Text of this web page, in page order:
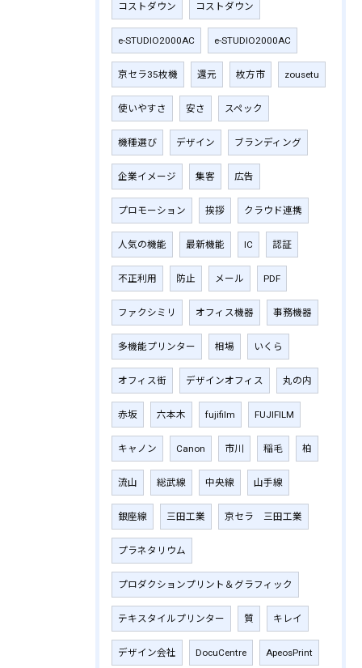
コストダウン コストダウン
e-STUDIO2000AC e-STUDIO2000AC
京セラ35枚機 還元 枚方市 zousetu
使いやすさ 安さ スペック
機種選び デザイン ブランディング
企業イメージ 集客 広告
プロモーション 挨拶 クラウド連携
人気の機能 最新機能 IC 認証
不正利用 防止 メール PDF
ファクシミリ オフィス機器 事務機器
多機能プリンター 相場 いくら
オフィス街 デザインオフィス 丸の内
赤坂 六本木 fujifilm ‎FUJIFILM
キャノン Canon 市川 稲毛 柏
流山 総武線 中央線 山手線
銀座線 三田工業 京セラ 三田工業
プラネタリウム
プロダクションプリント＆グラフィック
テキスタイルプリンター 質 キレイ
デザイン会社 DocuCentre ApeosPrint